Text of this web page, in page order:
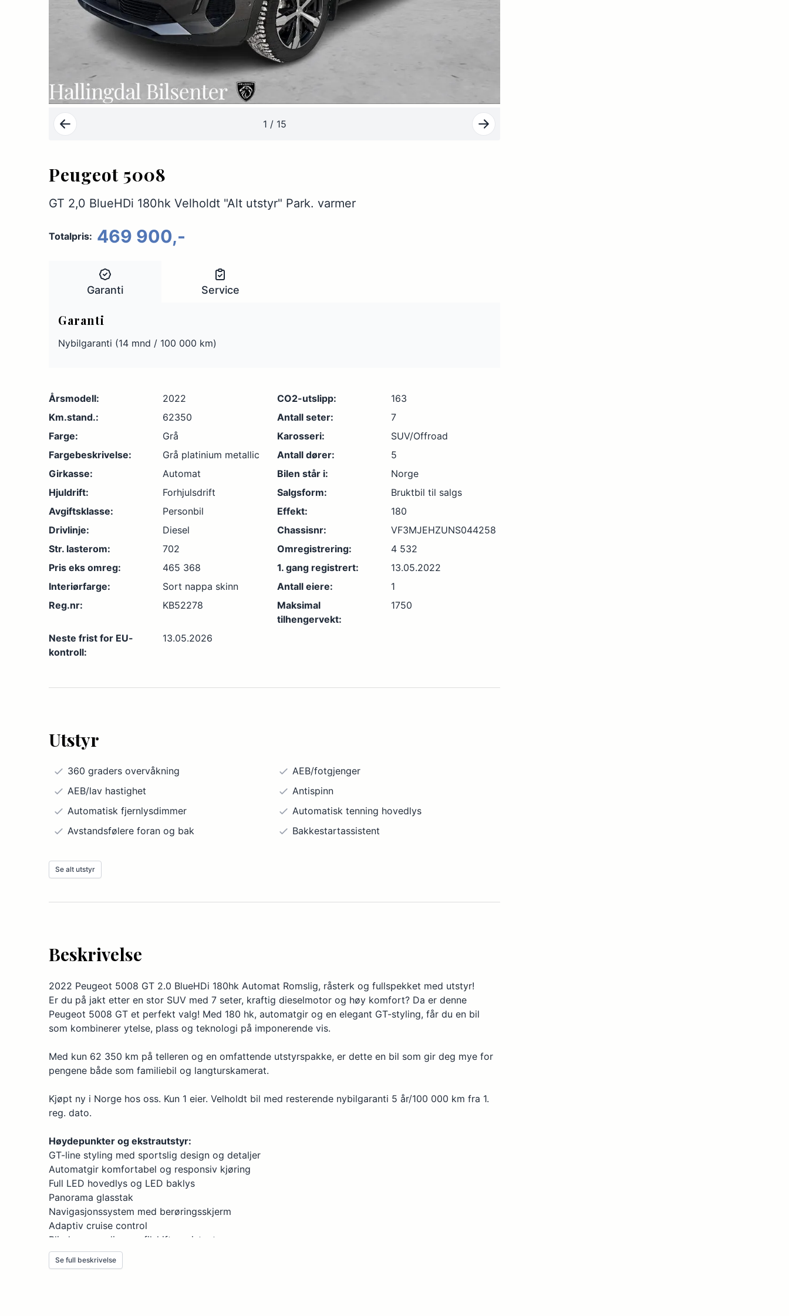
1 / 15
Peugeot 5008
GT 2,0 BlueHDi 180hk Velholdt "Alt utstyr" Park. varmer
Totalpris: 469 900,-
Garanti Service
Garanti
Nybilgaranti (14 mnd / 100 000 km)
Årsmodell: 2022 CO2-utslipp:
163
Km.stand.:
62350 Antall seter:
7
Farge:
Grå Karosseri:
SUV/Offroad
Fargebeskrivelse:
Grå platinium metallic Antall dører:
5
Girkasse:
Automat Bilen står i:
Norge
Hjuldrift:
Forhjulsdrift Salgsform:
Bruktbil til salgs
Avgiftsklasse:
Personbil Effekt:
180
Drivlinje:
Diesel Chassisnr:
VF3MJEHZUNS044258
Str. lasterom:
702 Omregistrering:
4 532
Pris eks omreg:
465 368 1. gang registrert:
13.05.2022
Interiørfarge:
Sort nappa skinn Antall eiere:
1
Reg.nr:
KB52278
Maksimal
tilhengervekt:
1750
Neste frist for EU-
kontroll:
13.05.2026
Utstyr
360 graders overvåkning
AEB/fotgjenger
AEB/lav hastighet
Antispinn
Automatisk fjernlysdimmer
Automatisk tenning hovedlys
Avstandsfølere foran og bak
Bakkestartassistent
Blindsoneovervåker
Filskiftvarsler dynamisk
Høyttalere, antall: 6
Innfellbare speil, elektrisk
Internettilkobling
Isofix barnesetefesting
Kjørekomputer
Klimaanlegg, antall soner: 2
Klimaanlegg, automatisk
Kollisjonsputer, antall: 6
Kollisjonsvarsler
Lakkerte utvendige speil
Mobiltelefonspeiling
Mørke ruter (Privacy)
Nedfellbar høyre forseterygg
Nøkkelfri lås/start
Oppvarmede seter foran, ant.: 2
Ratt, høydejusterbart
Ratt, skinn
Se alt utstyr
Beskrivelse
2022 Peugeot 5008 GT 2.0 BlueHDi 180hk Automat Romslig, råsterk og fullspekket med utstyr!
Er du på jakt etter en stor SUV med 7 seter, kraftig dieselmotor og høy komfort? Da er denne
Peugeot 5008 GT et perfekt valg! Med 180 hk, automatgir og en elegant GT-styling, får du en bil
som kombinerer ytelse, plass og teknologi på imponerende vis.
Med kun 62 350 km på telleren og en omfattende utstyrspakke, er dette en bil som gir deg mye for
pengene både som familiebil og langturskamerat.
Kjøpt ny i Norge hos oss. Kun 1 eier. Velholdt bil med resterende nybilgaranti 5 år/100 000 km fra 1.
reg. dato.
Høydepunkter og ekstrautstyr:
GT-line styling med sportslig design og detaljer
Automatgir komfortabel og responsiv kjøring
Full LED hovedlys og LED baklys
Panorama glasstak
Navigasjonssystem med berøringsskjerm
Adaptiv cruise control
Blindsonevarsling og filskifteassistent
Parkeringssensorer foran og bak + ryggekamera
Elektrisk justerbare og innfellbare sidespeil
Se full beskrivelse